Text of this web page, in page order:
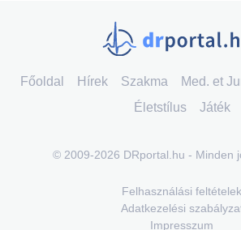
Főoldal Hírek Szakma Med. et
Életstílus
Játék
© 2009-2026 DRportal.hu - Minden
Felhasználási feltételek
Adatkezelési
Impresszum